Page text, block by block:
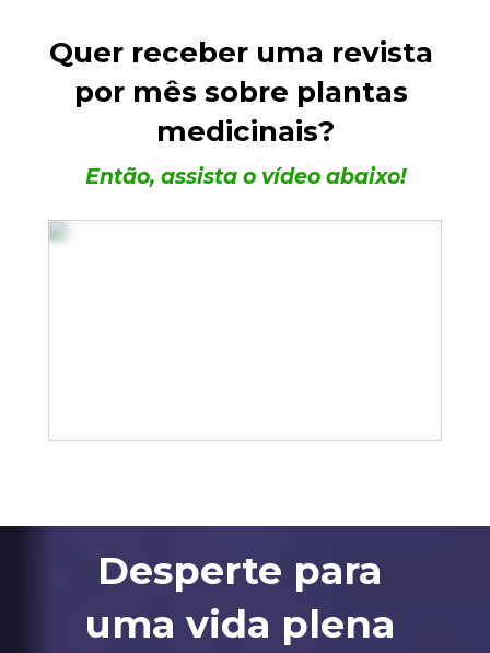
Quer receber uma revista
por mês sobre plantas
medicinais?
Então, assista o vídeo abaixo!
Desperte para
uma vida plena